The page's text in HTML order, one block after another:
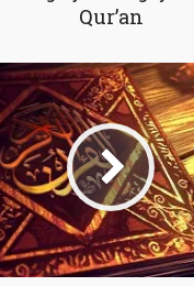
Qur’an